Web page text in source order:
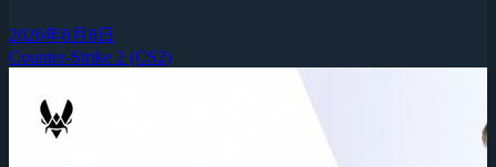
2026年8月8日
Counter-Strike 2 (CS2)